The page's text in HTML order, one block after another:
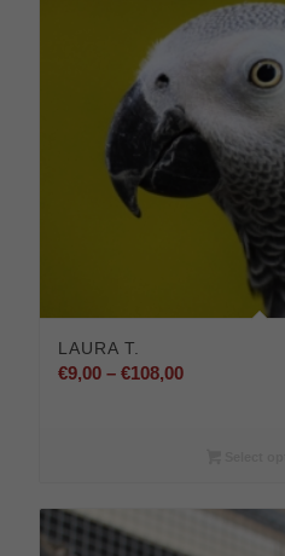
LAURA T.
€9,00 –€108,00Preisspanne: